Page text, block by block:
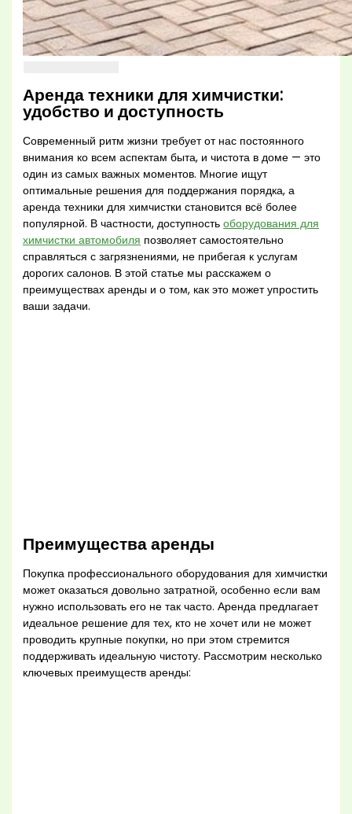
Аренда техники для химчистки:
удобство и доступность
Современный ритм жизни требует от нас постоянного
внимания ко всем аспектам быта, и чистота в доме — это
один из самых важных моментов. Многие ищут
оптимальные решения для поддержания порядка, а
аренда техники для химчистки становится всё более
популярной. В частности, доступностьоборудования для
химчистки автомобиля позволяет самостоятельно
справляться с загрязнениями, не прибегая к услугам
дорогих салонов. В этой статье мы расскажем о
преимуществах аренды и о том, как это может упростить
ваши задачи.
Преимущества аренды
Покупка профессионального оборудования для химчистки
может оказаться довольно затратной, особенно если вам
нужно использовать его не так часто. Аренда предлагает
идеальное решение для тех, кто не хочет или не может
проводить крупные покупки, но при этом стремится
поддерживать идеальную чистоту. Рассмотрим несколько
ключевых преимуществ аренды: